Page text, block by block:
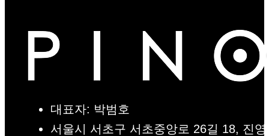
대표자: 박범호
서울시 서초구 서초중앙로 26길 18, 진영